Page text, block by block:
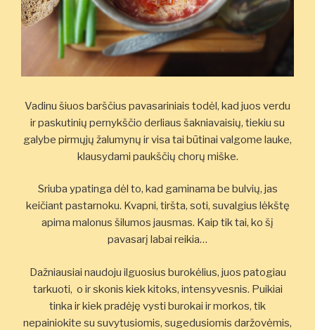
Vadinu šiuos barščius pavasariniais todėl, kad juos verdu
ir paskutinių pernykščio derliaus šakniavaisių, tiekiu su
galybe pirmųjų žalumynų ir visa tai būtinai valgome lauke,
klausydami paukščių chorų miške.
Sriuba ypatinga dėl to, kad gaminama be bulvių, jas
keičiant pastarnoku. Kvapni, tiršta, soti, suvalgius lėkštę
apima malonus šilumos jausmas. Kaip tik tai, ko šį
pavasarį labai reikia…
Dažniausiai naudoju ilguosius burokėlius, juos patogiau
tarkuoti, o ir skonis kiek kitoks, intensyvesnis. Puikiai
tinka ir kiek pradėję vysti burokai ir morkos, tik
nepainiokite su suvytusiomis, sugedusiomis daržovėmis,